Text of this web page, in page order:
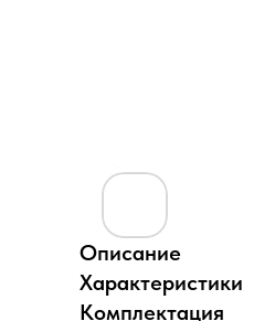
Описание
Характеристики
Комплектация